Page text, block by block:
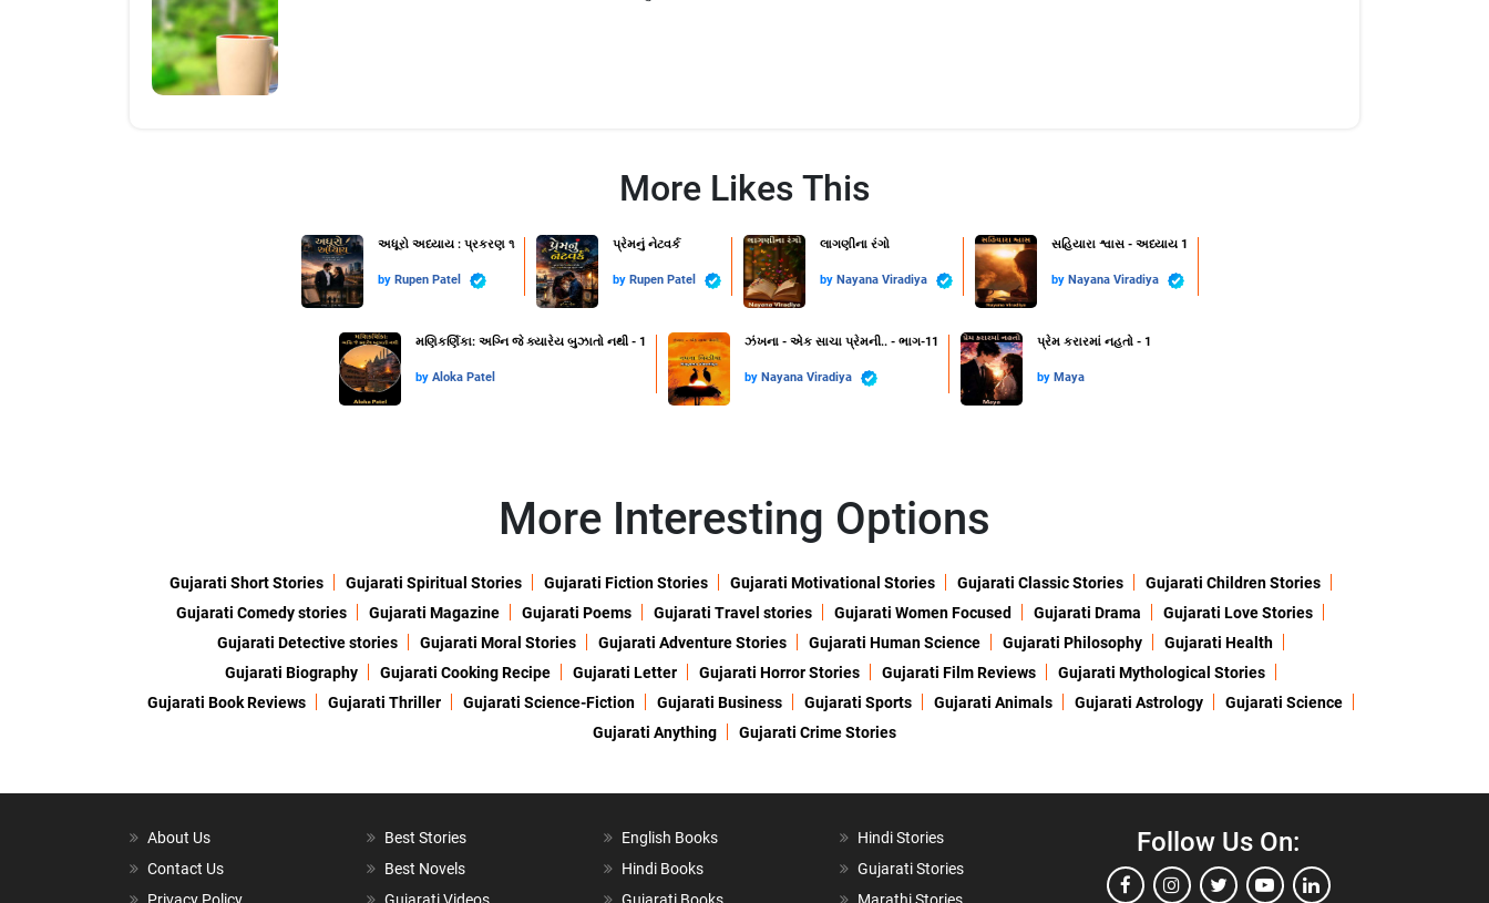
More Likes This
અધૂરો અધ્યાય : પ્રકરણ ૧
by Rupen Patel
પ્રેમનું નેટવર્ક
by Rupen Patel
લાગણીના રંગો
by Nayana Viradiya
સહિયારા શ્વાસ - અધ્યાય 1
by Nayana Viradiya
મણિકર્ણિકા: અગ્નિ જે ક્યારેય બુઝાતો નથી - 1
by Aloka Patel
ઝંખના - એક સાચા પ્રેમની.. - ભાગ-11
by Nayana Viradiya
પ્રેમ કરારમાં નહતો - 1
by Maya
More Interesting Options
Gujarati Short Stories Gujarati Spiritual Stories Gujarati Fiction Stories Gujarati Motivational Stories Gujarati Classic Stories
Gujarati Children Stories
Gujarati Comedy stories
Gujarati Magazine Gujarati Poems Gujarati Travel stories Gujarati Women Focused Gujarati Drama
Gujarati Love Stories
Gujarati Detective stories
Gujarati Moral Stories Gujarati Adventure Stories Gujarati Human Science Gujarati Philosophy
Gujarati Health
Gujarati Biography
Gujarati Cooking Recipe Gujarati Letter Gujarati Horror Stories Gujarati Film Reviews
Gujarati Mythological Stories
Gujarati Book Reviews
Gujarati Thriller Gujarati Science-Fiction Gujarati Business Gujarati Sports Gujarati Animals Gujarati Astrology
Gujarati Science
Gujarati Anything
Gujarati Crime Stories
About Us
Contact Us
Best Stories
Best Novels
English Books
Hindi Books
Hindi Stories
Gujarati Stories
Follow Us On: